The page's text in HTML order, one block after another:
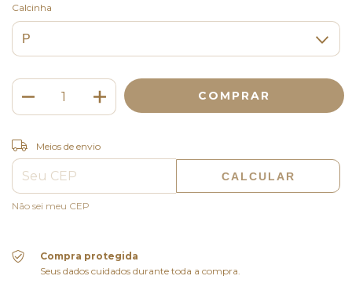
Calcinha
Entregas para o CEP:
Meios de envio
CALCULAR
Não sei meu CEP
Compra protegida
Seus dados cuidados durante toda a compra.